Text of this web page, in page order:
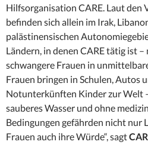
Hilfsorganisation CARE. Laut den
befinden sich allein im Irak,
palästinensischen
Ländern, in denen CARE tätig ist
schwangere Frauen in
Frauen bringen in Schulen, Autos
Notunterkünften Kinder zur Welt
sauberes Wasser und ohne
Bedingungen gefährden nicht nur
Frauen auch ihre Würde“, sagt